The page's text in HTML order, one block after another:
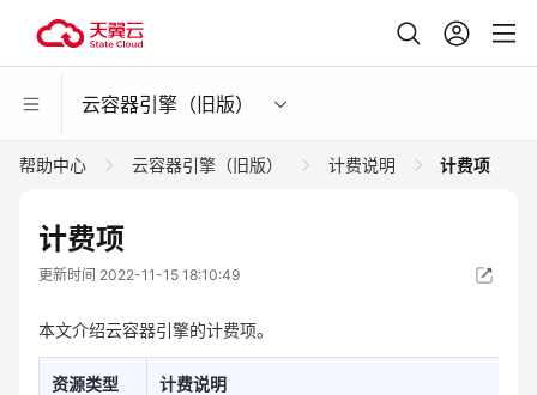
云容器引擎（旧版）
帮助中心 云容器引擎（旧版） 计费说明 计费项
计费项
更新时间 2022-11-15 18:10:49
本文介绍云容器引擎的计费项。
资源类型 计费说明